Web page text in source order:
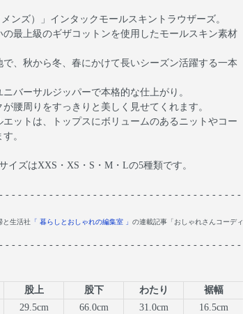
ンズ）」インタックモールスキントラウザーズ。
最上級のギザコットンを使用したモールスキン素材
、秋から冬、春にかけて長いシーズン活躍する一本
バーサルジッパーで本格的な仕上がり。
腰周りをすっきりと美しく見せてくれます。
ットは、トップスにボリュームのあるニットやコー
。
ズはXXS・XS・S・M・Lの5種類です。
- - - - - - - - - - - - - - - - - - - - - - - - - - - - - - - - - - - - -
と生活社 「 暮らしとおしゃれの編集室 」 の連載記事「おしゃれさんコーディ
- - - - - - - - - - - - - - - - - - - - - - - - - - - - - - - - - - - - -
股上 股下 わたり
裾幅
29.5cm 66.0cm 31.0cm
16.5cm